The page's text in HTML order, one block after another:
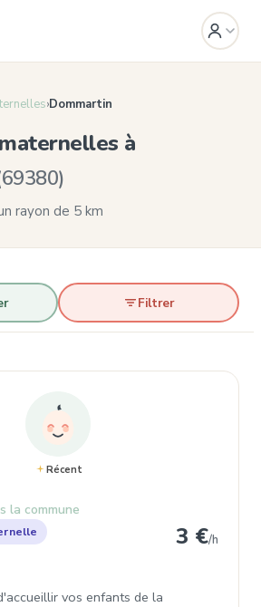
›Dommartin
à
rayon de 5 km
Filtrer
Récent
la commune
3 €/h
vos enfants de la